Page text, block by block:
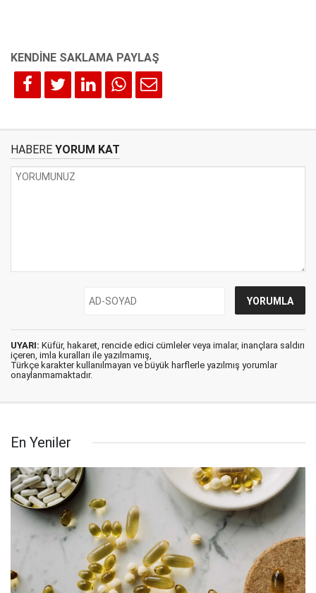
HABERE YORUM KAT
UYARI: Küfür, hakaret, rencide edici cümleler veya imalar, inançlara saldırı
içeren, imla kuralları ile yazılmamış,
Türkçe karakter kullanılmayan ve büyük harflerle yazılmış yorumlar
onaylanmamaktadır.
En Yeniler